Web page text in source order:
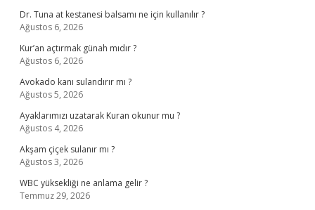
Dr. Tuna at kestanesi balsamı ne için kullanılır ?
Ağustos 6, 2026
Kur’an açtırmak günah mıdır ?
Ağustos 6, 2026
Avokado kanı sulandırır mı ?
Ağustos 5, 2026
Ayaklarımızı uzatarak Kuran okunur mu ?
Ağustos 4, 2026
Akşam çiçek sulanır mı ?
Ağustos 3, 2026
WBC yüksekliği ne anlama gelir ?
Temmuz 29, 2026